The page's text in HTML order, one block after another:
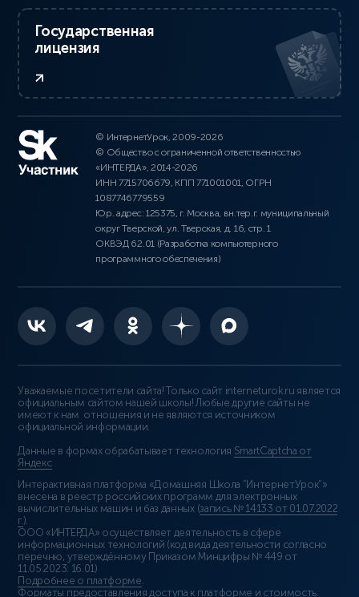
Государственная
лицензия
© ИнтернетУрок, 2009-2026
© Общество с ограниченной ответственностью
«ИНТЕРДА», 2014-2026
ИНН 7715706679, КПП 771001001, ОГРН
1087746779559
Юр. адрес: 125375, г. Москва, вн.тер.г. муниципальный
округ Тверской, ул. Тверская, д. 16, стр. 1
ОКВЭД 62.01 (Разработка компьютерного
программного обеспечения)
Уважаемые посетители сайта! Только сайт interneturok.ru является
официальным сайтом нашей школы! Любые другие сайты не
имеют к нам отношения и не являются источником
официальной информации.
Данные в формах обрабатывает технология SmartCaptcha от
Яндекс
Интерактивная платформа «Домашняя Школа “ИнтернетУрок”»
внесена в реестр российских программ для электронных
вычислительных машин и баз данных (запись № 14133 от 01.07.2022
г.).
ООО «ИНТЕРДА» осуществляет деятельность в сфере
информационных технологий (код вида деятельности согласно
перечню, утверждённому Приказом Минцифры № 449 от
11.05.2023: 16.01)
Подробнее о платформе.
Форматы предоставления доступа к платформе и стоимость.